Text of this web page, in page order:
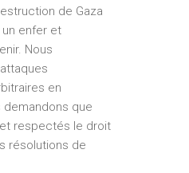
de Gaza
enfer et
Nous
en
demandons que
respectés le droit
résolutions de